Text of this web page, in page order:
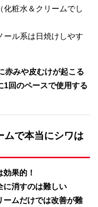
（化粧水＆クリームでし
ール系は日焼けしやす
赤みや皮むけが起こる
1回のペースで使用する
ムで本当にシワは
果的！
に消すのは難しい
ームだけでは改善が難